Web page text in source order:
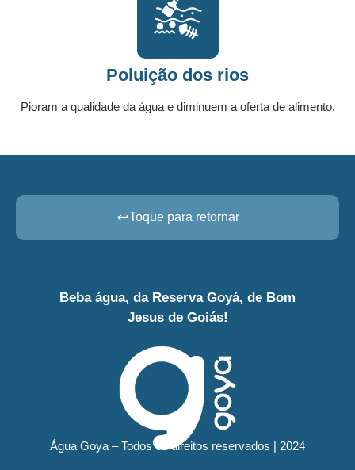
Poluição dos rios
Pioram a qualidade da água e diminuem a oferta de alimento.
Toque para retornar
Beba água, da Reserva Goyá, de Bom
Jesus de Goiás!
Água Goya – Todos os direitos reservados | 2024